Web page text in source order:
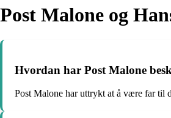
Post Malone og
Hvordan har Post Malone
Post Malone har uttrykt at å være far til